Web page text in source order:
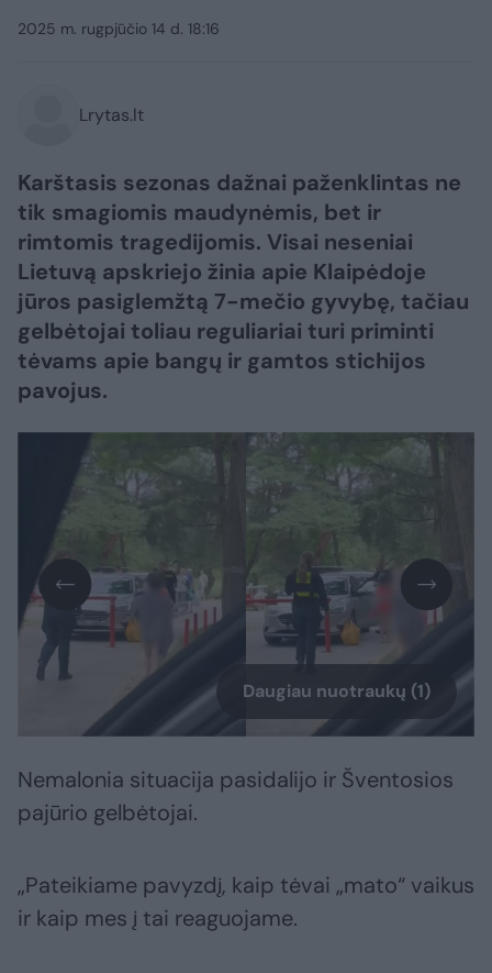
2025 m. rugpjūčio 14 d. 18:16
Lrytas.lt
Karštasis sezonas dažnai paženklintas ne
tik smagiomis maudynėmis, bet ir
rimtomis tragedijomis. Visai neseniai
Lietuvą apskriejo žinia apie Klaipėdoje
jūros pasiglemžtą 7-mečio gyvybę, tačiau
gelbėtojai toliau reguliariai turi priminti
tėvams apie bangų ir gamtos stichijos
pavojus.
Daugiau nuotraukų (1)
Nemalonia situacija pasidalijo ir Šventosios
pajūrio gelbėtojai.
„Pateikiame pavyzdį, kaip tėvai „mato“ vaikus
ir kaip mes į tai reaguojame.